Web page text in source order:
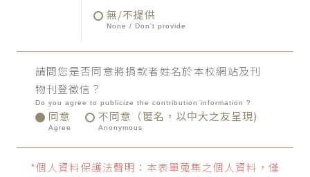
無/不提供
None / Don't provide
請問您是否同意將捐款者姓名於本校網站及刊
物刊登徵信？
Do you agree to publicize the contribution information ?
同意
Agree
不同意（匿名，以中大之友呈現)
Anonymous
*個人資料保護法聲明：本表單蒐集之個人資料，僅